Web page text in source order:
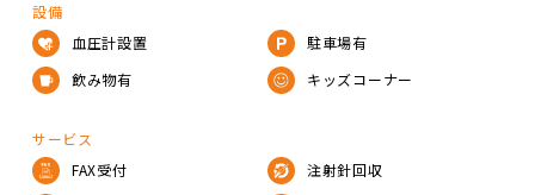
設備
血圧計設置
駐車場有
飲み物有
キッズコーナー
サービス
FAX受付
注射針回収